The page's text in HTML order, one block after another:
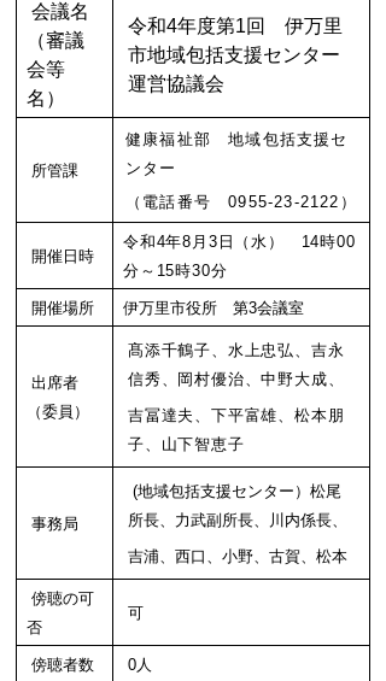
会議名
（審議
会等
名）
令和4年度第1回 伊万里
市地域包括支援センター
運営協議会
所管課
健康福祉部 地域包括支援セ
ンター
（電話番号 0955-23-2122）
開催日時
令和4年8月3日（水） 14時00
分～15時30分
開催場所 伊万里市役所 第3会議室
出席者
（委員）
髙添千鶴子、水上忠弘、吉永
信秀、岡村優治、中野大成、
吉冨達夫、 下平富雄、 松本朋
子、山下智恵子
事務局
(地域包括支援センター）松尾
所長、力武副所長、川内係長、
吉浦、西口、小野、 古賀、松本
傍聴の可
否
可
傍聴者数 0人